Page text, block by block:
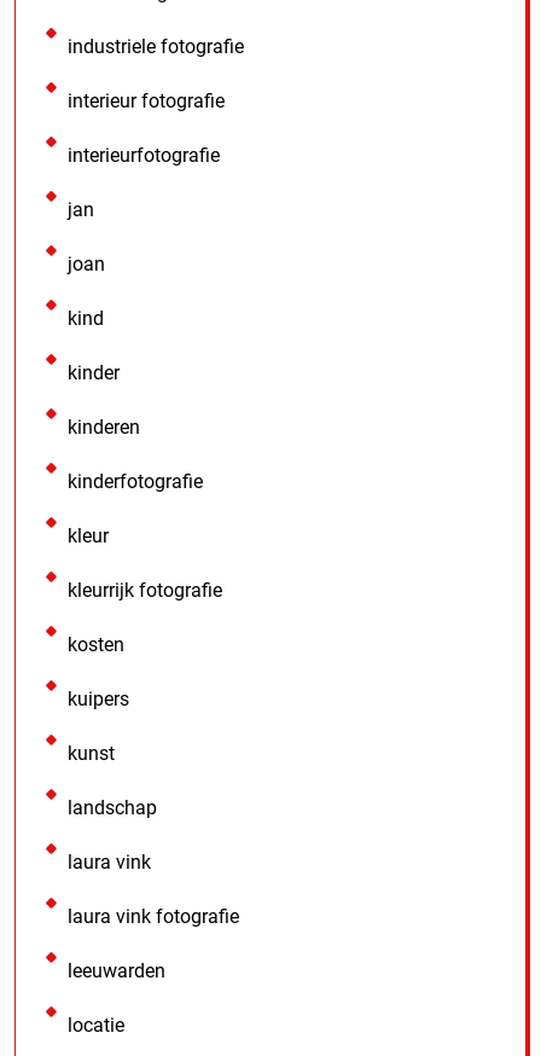
industriele fotografie
interieur fotografie
interieurfotografie
jan
joan
kind
kinder
kinderen
kinderfotografie
kleur
kleurrijk fotografie
kosten
kuipers
kunst
landschap
laura vink
laura vink fotografie
leeuwarden
locatie